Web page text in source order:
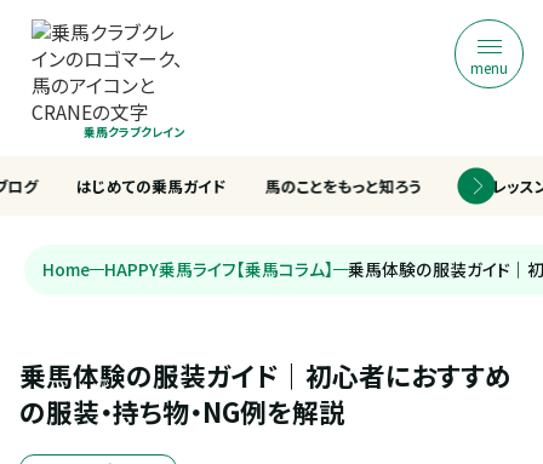
乗馬クラブクレイン
menu
はじめての乗馬ガイド 馬のことをもっと知ろう 乗馬レッス
ログ
Home HAPPY乗馬ライフ【乗馬コラム】 乗馬体験の服装ガイド｜
乗馬体験の服装ガイド｜初心者におすすめ
の服装・持ち物・NG例を解説